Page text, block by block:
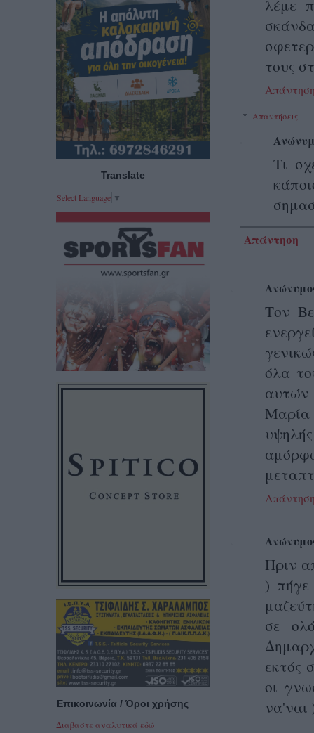
λέμε
τους
Απαντήσεις
Τι
Απάντηση
Τον
όλα
αυτών
Μαρία
Πριν
)
σε
εκτός
οι
να'ναι
Translate
Select Language ▼
Επικοινωνία / Όροι χρήσης
Διαβαστε αναλυτικά εδώ